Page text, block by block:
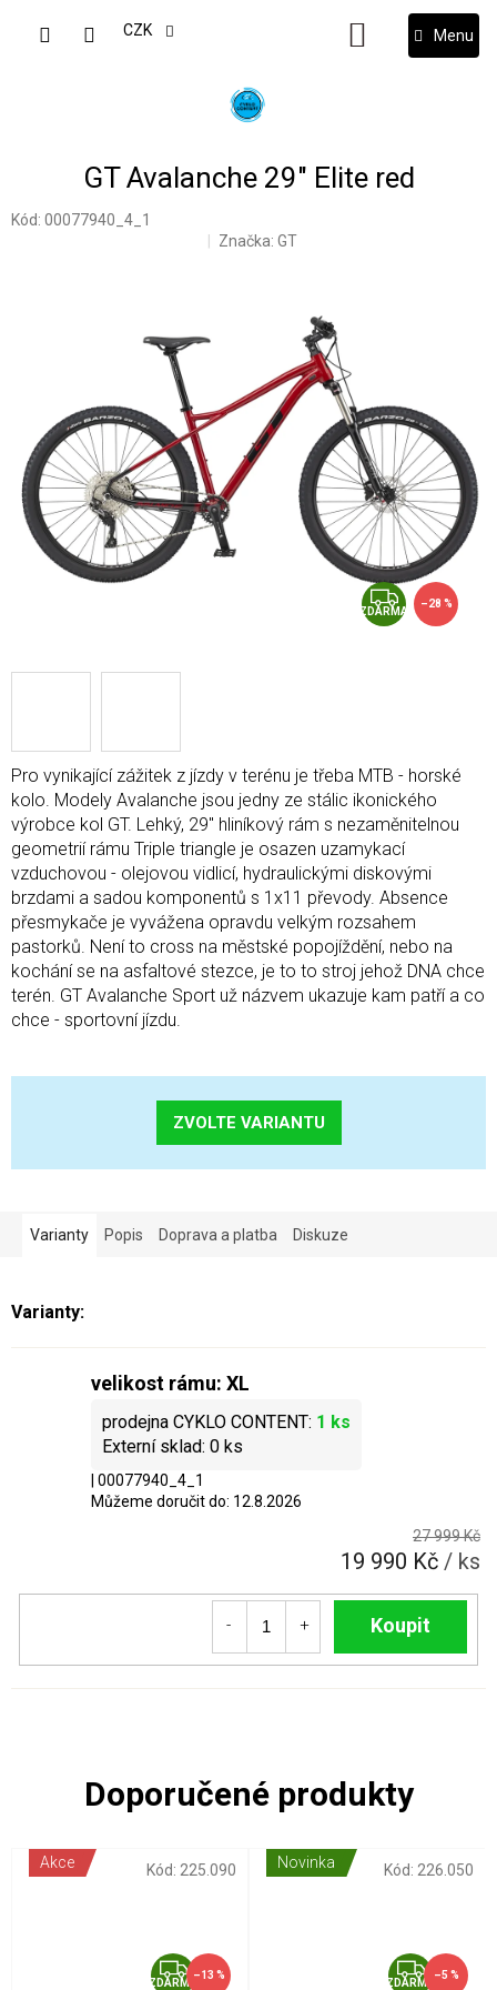
CZK
NÁKUPNÍ
KOŠÍK
GT Avalanche 29" Elite red
Kód: 00077940_4_1
Značka:GT
Z
D
ZDARMA
–28 %
Pro vynikající zážitek z jízdy v terénu je třeba MTB - horské
kolo. Modely Avalanche jsou jedny ze stálic ikonického
výrobce kol GT. Lehký, 29" hliníkový rám s nezaměnitelnou
geometrií rámu Triple triangle je osazen uzamykací
vzduchovou - olejovou vidlicí, hydraulickými diskovými
brzdami a sadou komponentů s 1x11 převody. Absence
přesmykače je vyvážena opravdu velkým rozsahem
pastorků. Není to cross na městské popojíždění, nebo na
kochání se na asfaltové stezce, je to to stroj jehož DNA chce
terén. GT Avalanche Sport už názvem ukazuje kam patří a co
chce - sportovní jízdu.
ZVOLTE VARIANTU
Akce
Z
ZDARMA
–13 %
Kód: 225.090 Novinka
Z
ZDARMA
–5 %
Kód: 226.050
Varianty Popis Doprava a platba Diskuze
velikost rámu: XL
1 ks
0 ks
| 00077940_4_1
Můžeme doručit do: 12.8.2026
27 999 Kč
19 990 Kč / ks
Do košíku